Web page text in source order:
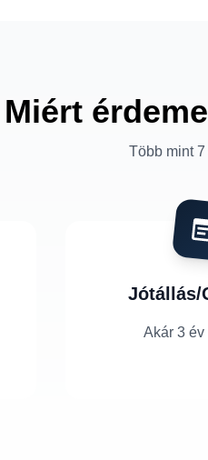
Miért
Több mint
Jótállás/
Akár 3 év